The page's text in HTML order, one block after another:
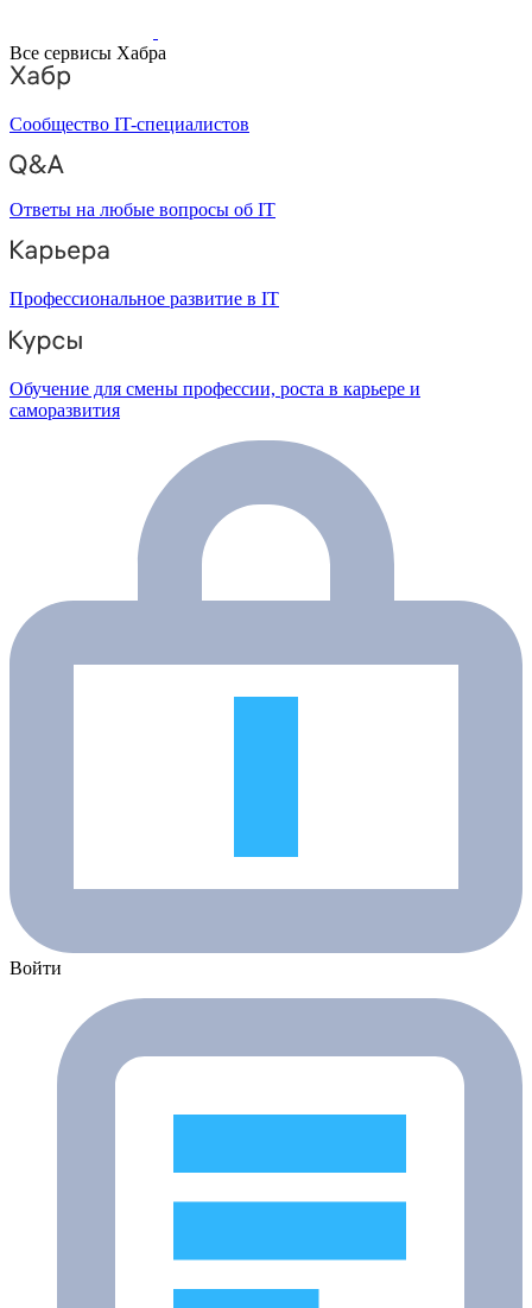
Все сервисы Хабра
Сообщество IT-специалистов
Ответы на любые вопросы об IT
Профессиональное развитие в IT
Обучение для смены профессии, роста в карьере и
саморазвития
Войти